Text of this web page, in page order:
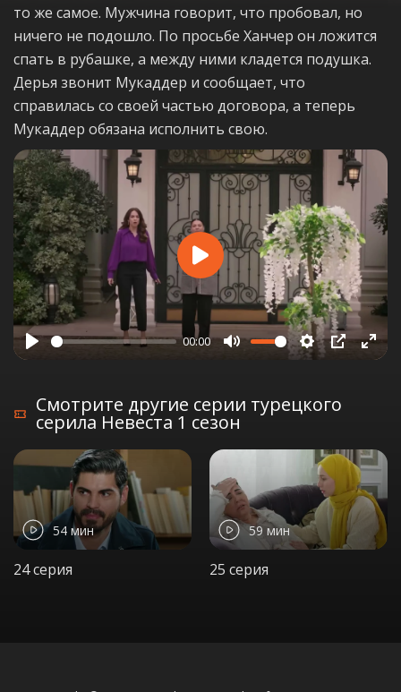
то же самое. Мужчина говорит, что пробовал, но
ничего не подошло. По просьбе Ханчер он ложится
спать в рубашке, а между ними кладется подушка.
Дерья звонит Мукаддер и сообщает, что
справилась со своей частью договора, а теперь
Мукаддер обязана исполнить свою.
00:00
Settings
Play
Смотрите другие серии турецкого
серила Невеста 1 сезон
54 мин
24 серия
59 мин
25 серия